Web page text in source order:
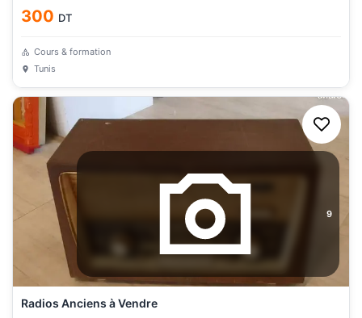
300 DT
Cours & formation
Tunis
9
Radios Anciens à Vendre